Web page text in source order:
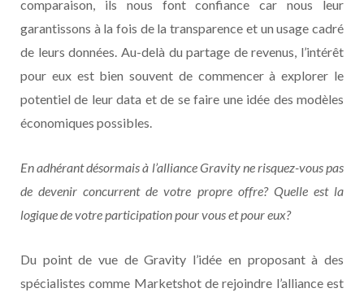
comparaison, ils nous font confiance car nous leur
garantissons à la fois de la transparence et un usage cadré
de leurs données. Au-delà du partage de revenus, l’intérêt
pour eux est bien souvent de commencer à explorer le
potentiel de leur data et de se faire une idée des modèles
économiques possibles.
En adhérant désormais à l’alliance Gravity ne risquez-vous pas
de devenir concurrent de votre propre offre? Quelle est la
logique de votre participation pour vous et pour eux?
Du point de vue de Gravity l’idée en proposant à des
spécialistes comme Marketshot de rejoindre l’alliance est